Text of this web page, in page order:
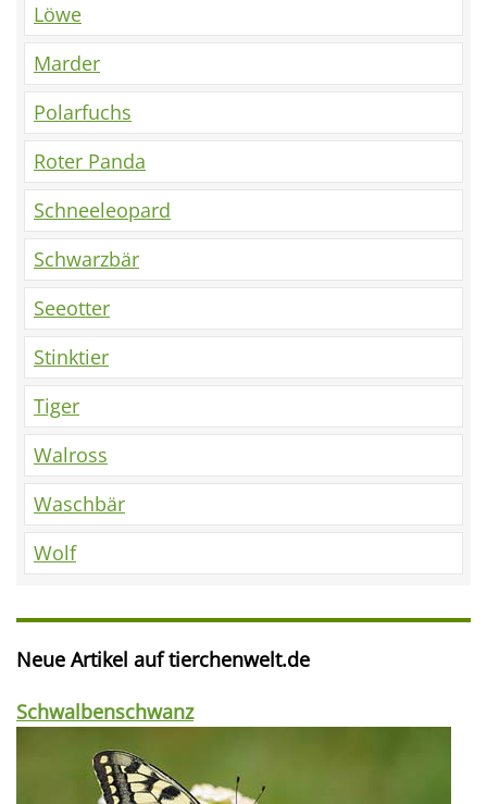
Löwe
Marder
Polarfuchs
Roter Panda
Schneeleopard
Schwarzbär
Seeotter
Stinktier
Tiger
Walross
Waschbär
Wolf
Neue Artikel auf tierchenwelt.de
Schwalbenschwanz